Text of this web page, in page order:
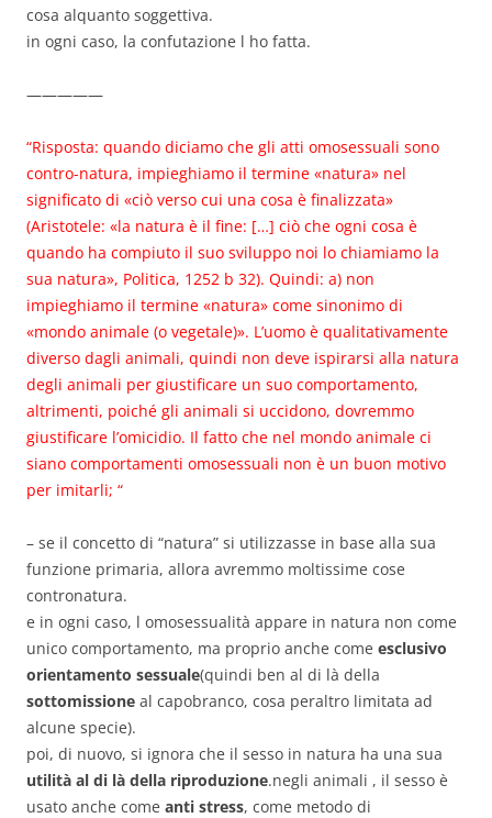
cosa alquanto soggettiva.
in ogni caso, la confutazione l ho fatta.
—————
“Risposta: quando diciamo che gli atti omosessuali sono
contro-natura, impieghiamo il termine «natura» nel
significato di «ciò verso cui una cosa è finalizzata»
(Aristotele: «la natura è il fine: […] ciò che ogni cosa è
quando ha compiuto il suo sviluppo noi lo chiamiamo la
sua natura», Politica, 1252 b 32). Quindi: a) non
impieghiamo il termine «natura» come sinonimo di
«mondo animale (o vegetale)». L’uomo è qualitativamente
diverso dagli animali, quindi non deve ispirarsi alla natura
degli animali per giustificare un suo comportamento,
altrimenti, poiché gli animali si uccidono, dovremmo
giustificare l’omicidio. Il fatto che nel mondo animale ci
siano comportamenti omosessuali non è un buon motivo
per imitarli; “
– se il concetto di “natura” si utilizzasse in base alla sua
funzione primaria, allora avremmo moltissime cose
contronatura.
e in ogni caso, l omosessualità appare in natura non come
unico comportamento, ma proprio anche come esclusivo
orientamento sessuale(quindi ben al di là della
sottomissione al capobranco, cosa peraltro limitata ad
alcune specie).
poi, di nuovo, si ignora che il sesso in natura ha una sua
utilità al di là della riproduzione.negli animali , il sesso è
usato anche come anti stress, come metodo di